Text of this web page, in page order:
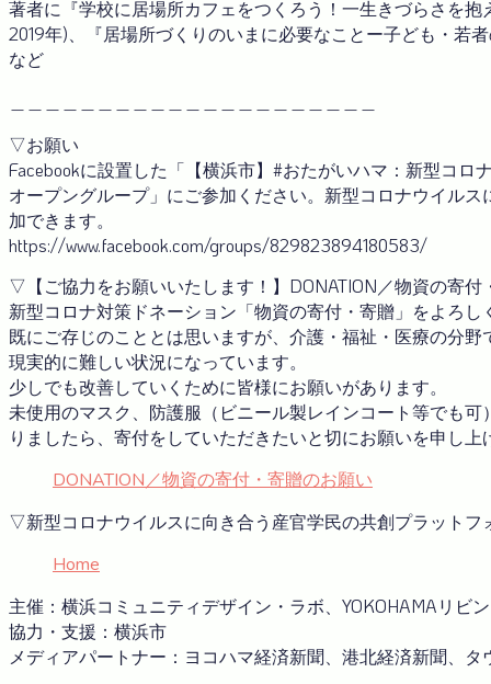
著者に『学校に居場所カフェをつくろう！一生きづらさを
2019年)、『居場所づくりのいまに必要なことー子ども・若
など
▽お願い
Facebookに設置した「【横浜市】#おたがいハマ：新型コ
オープングループ」にご参加ください。新型コロナウイル
加できます。
https://www.facebook.com/groups/829823894180583/
▽【ご協力をお願いいたします！】DONATION／物資の寄付
新型コロナ対策ドネーション「物資の寄付・寄贈」をよろし
既にご存じのこととは思いますが、介護・福祉・医療の分
現実的に難しい状況になっています。
少しでも改善していくために皆様にお願いがあります。
未使用のマスク、防護服（ビニール製レインコート等でも
りましたら、寄付をしていただきたいと切にお願いを申し上
DONATION／物資の寄付・寄贈のお願い
▽新型コロナウイルスに向き合う産官学⺠の共創プラットフ
Home
主催：横浜コミュニティデザイン・ラボ、YOKOHAMAリビ
協力・支援：横浜市
メディアパートナー：ヨコハマ経済新聞、港北経済新聞、タ